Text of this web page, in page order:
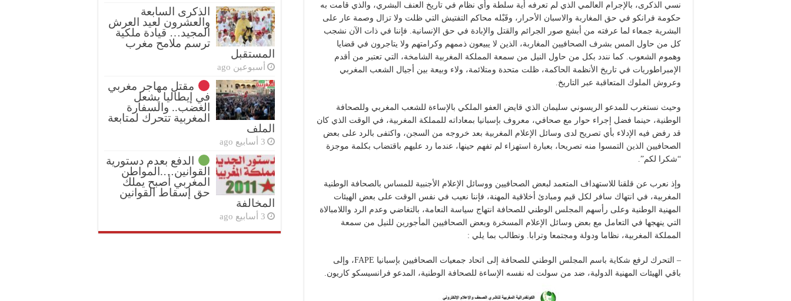
نسي الذكرى، بالإجرام العالمي الذي لم تعرفه أية سلطة وأي نظام في تاريخ العنف البشري، والذي قامت به
حكومة فرانكو في حق المغاربة والاسبان الأحرار، وقَبْله محاكم التفتيش التي ظلت ولا تزال وصمة عار على
البشرية جمعاء لما عرفته من أبشع صور الجرائم والقتل والإبادة في حق الإنسانية. فإننا في ذات الآن نشجب
كل من حاول المس بشرف الصحافيين المغاربة، الذين لا يبيعون ذممهم وكرامتهم ولا يتاجرون في قضايا
وهموم الشعوب. كما نندد بكل من حاول النيل من سمعة المملكة المغربية الشامخة، التي تعتبر من أقدم
الإمبراطوريات في تاريخ الأنظمة الحاكمة، ظلت متحدة ومتلائمة، ولاء وبيعة بين أجيال الشعب المغربي
وعروش الملوك المتعاقبة عبر التاريخ.
وحيث نستغرب للمدعو الريسوني سليمان الذي قايض العفو الملكي بالإساءة للشعب المغربي وللصحافة
الوطنية، حينما فضل إجراء حوار مع صحافي، معروف بإسبانيا بمعاداته للمملكة المغربية، في الوقت الذي كان
قد رفض فيه الإدلاء بأي تصريح لدى وسائل الإعلام المغربية بعد خروجه من السجن، واكتفى بالرد على بعض
الصحافيين الذين التمسوا منه تصريحا، بعبارة استهزاء لم تفهم حينها، عندما رد عليهم باقتضاب بكلمة موجزة
“شكرا لكم”.
وإذ نعرب عن قلقنا للاستهداف المتعمد لبعض الصحافيين ووسائل الإعلام الأجنبية للمساس بالصحافة الوطنية
المغربية، في انتهاك سافر لكل قيم ومبادئ أخلاقية المهنة، فإننا نعيب في نفس الوقت على بعض الهيئات
المهنية الوطنية وعلى رأسهم المجلس الوطني للصحافة انتهاج سياسة النعامة، بالتغاضي وعدم الرد واللامبالاة
التي ينهجها في التعامل مع بعض وسائل الإعلام المسخرة وبعض الصحافيين المأجورين للنيل من سمعة
المملكة المغربية، نظاما ودولة ومجتمعا وترابا. ونطالب بما يلي :
– التحرك لرفع شكاية باسم المجلس الوطني للصحافة إلى اتحاد جمعيات الصحافيين بإسبانيا FAPE، وإلى
باقي الهيئات المهنية الدولية، ضد من سولت له نفسه الإساءة للصحافة الوطنية، المدعو فرانسيسكو كاريون.
الذكرى السابعة
والعشرون لعيد العرش
المجيد… قيادة ملكية
ترسم ملامح مغرب
المستقبل
أسبوعين ago
مقتل مهاجر مغربي
في إيطاليا يشعل
الغضب.. والسفارة
المغربية تتحرك لمتابعة
الملف
3 أسابيع ago
الدفع بعدم دستورية
القوانين….المواطن
المغربي أصبح يملك
حق إسقاط القوانين
المخالفة
3 أسابيع ago